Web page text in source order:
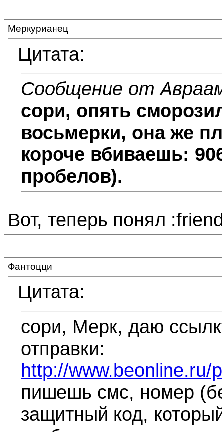
Меркурианец
Цитата:
Сообщение от
сори, опять
восьмерки, она же
короче вбиваешь:
пробелов).
Вот, теперь понял
Фантоцци
Цитата:
сори, Мерк, даю
отправки:
http://www.beonline.ru/
пишешь смс, номер
защитный код,